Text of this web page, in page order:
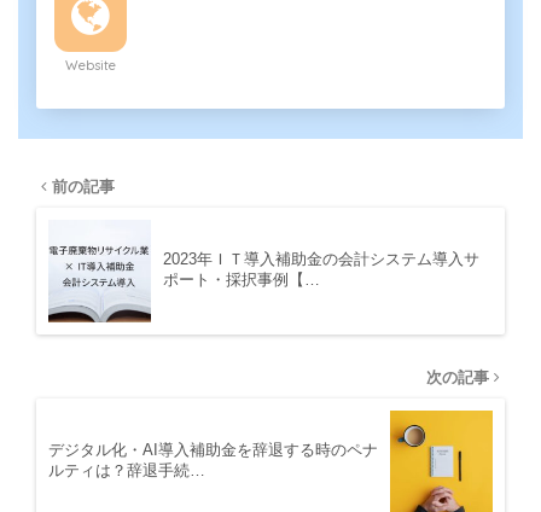
Website
前の記事
2023年ＩＴ導入補助金の会計システム導入サ
ポート・採択事例【…
次の記事
デジタル化・AI導入補助金を辞退する時のペナ
ルティは？辞退手続…